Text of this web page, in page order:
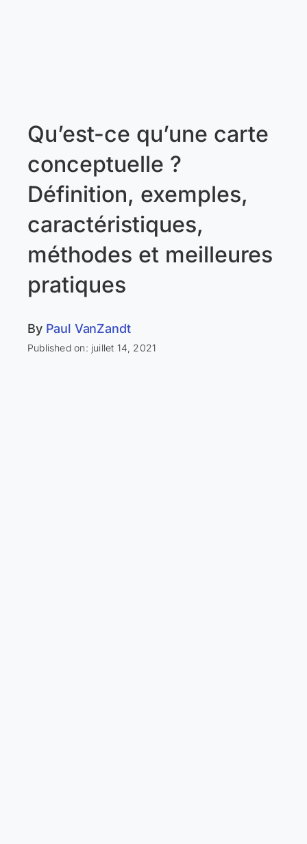
Qu’est-ce qu’une carte
conceptuelle ?
Définition, exemples,
caractéristiques,
méthodes et meilleures
pratiques
By Paul VanZandt
Published on: juillet 14, 2021